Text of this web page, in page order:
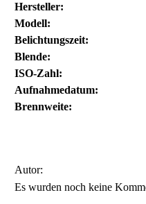
Hersteller:
Modell:
Belichtungszeit:
Blende:
ISO-Zahl:
Aufnahmedatum:
Brennweite:
Autor:
Es wurden noch keine